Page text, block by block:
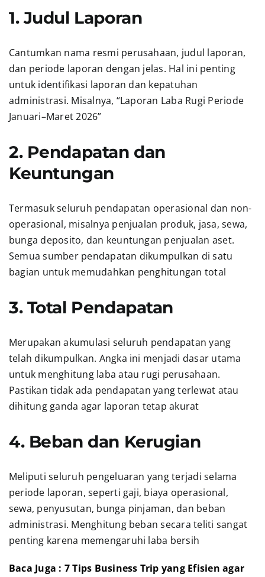
1. Judul Laporan
Cantumkan nama resmi perusahaan, judul laporan,
dan periode laporan dengan jelas. Hal ini penting
untuk identifikasi laporan dan kepatuhan
administrasi. Misalnya, “Laporan Laba Rugi Periode
Januari–Maret 2026”
2. Pendapatan dan
Keuntungan
Termasuk seluruh pendapatan operasional dan non-
operasional, misalnya penjualan produk, jasa, sewa,
bunga deposito, dan keuntungan penjualan aset.
Semua sumber pendapatan dikumpulkan di satu
bagian untuk memudahkan penghitungan total
3. Total Pendapatan
Merupakan akumulasi seluruh pendapatan yang
telah dikumpulkan. Angka ini menjadi dasar utama
untuk menghitung laba atau rugi perusahaan.
Pastikan tidak ada pendapatan yang terlewat atau
dihitung ganda agar laporan tetap akurat
4. Beban dan Kerugian
Meliputi seluruh pengeluaran yang terjadi selama
periode laporan, seperti gaji, biaya operasional,
sewa, penyusutan, bunga pinjaman, dan beban
administrasi. Menghitung beban secara teliti sangat
penting karena memengaruhi laba bersih
Baca Juga : 7 Tips Business Trip yang Efisien agar